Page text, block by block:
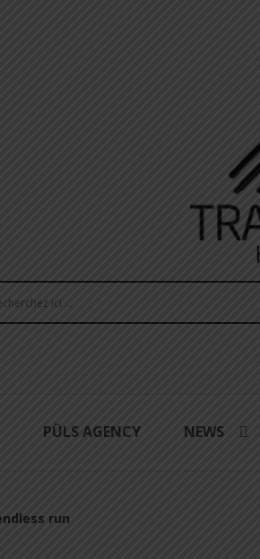
PÜLS AGENCY NEWS
run